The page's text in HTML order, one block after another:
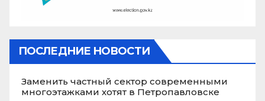
ПОСЛЕДНИЕ НОВОСТИ
Заменить частный сектор современными
многоэтажками хотят в Петропавловске